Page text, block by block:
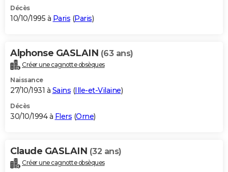
Décès
10/10/1995 à Paris (Paris)
Alphonse GASLAIN (63 ans)
Créer une cagnotte obsèques
Naissance
27/10/1931 à Sains (Ille-et-Vilaine)
Décès
30/10/1994 à Flers (Orne)
Claude GASLAIN (32 ans)
Créer une cagnotte obsèques